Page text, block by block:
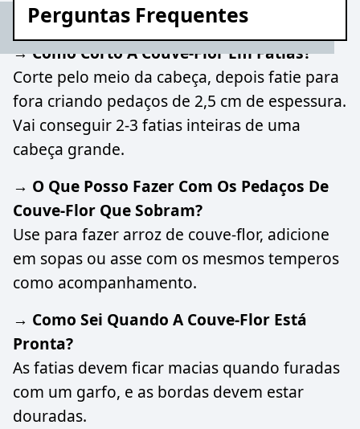
Perguntas Frequentes
→ Como Corto A Couve-Flor Em Fatias?
Corte pelo meio da cabeça, depois fatie para
fora criando pedaços de 2,5 cm de espessura.
Vai conseguir 2-3 fatias inteiras de uma
cabeça grande.
→ O Que Posso Fazer Com Os Pedaços De
Couve-Flor Que Sobram?
Use para fazer arroz de couve-flor, adicione
em sopas ou asse com os mesmos temperos
como acompanhamento.
→ Como Sei Quando A Couve-Flor Está
Pronta?
As fatias devem ficar macias quando furadas
com um garfo, e as bordas devem estar
douradas.